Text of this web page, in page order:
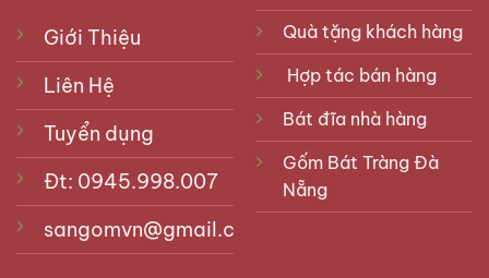
Giới Thiệu
Liên Hệ
Tuyển dụng
Đt: 0945.998.007
sangomvn@gmail.com
Quà tặng khách hàng
Hợp tác bán hàng
Bát đĩa nhà hàng
Gốm Bát Tràng Đà
Nẵng